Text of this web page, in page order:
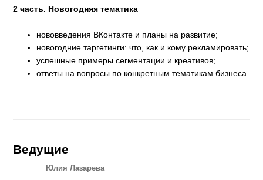
2 часть. Новогодняя тематика
нововведения ВКонтакте и планы на развитие;
новогодние таргетинги: что, как и кому рекламировать;
успешные примеры сегментации и креативов;
ответы на вопросы по конкретным тематикам бизнеса.
Ведущие
Юлия Лазарева